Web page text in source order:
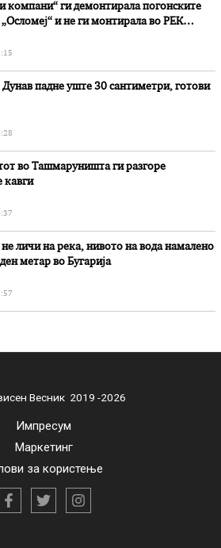
компани“ ги демонтирала погонските
и не ги монтирала во РЕК
падне уште 30 сантиметри, готови
во Ташмаруништa ги разгоре
кавги
личи на река, нивото на вода намалено
метар во Бугарија
Весник 2019 -2026
Импресум
Маркетинг
за користење